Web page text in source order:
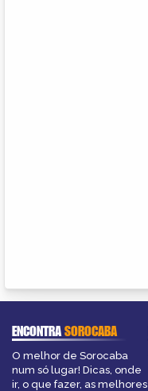
ENCONTRASOROCABA
O melhor de Sorocaba
num só lugar! Dicas, onde
ir, o que fazer, as melhores